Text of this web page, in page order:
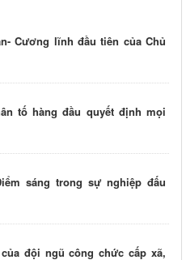
Cương lĩnh đầu tiên của Chủ
tố hàng đầu quyết định mọi
sáng trong sự nghiệp đấu
đội ngũ công chức cấp xã,